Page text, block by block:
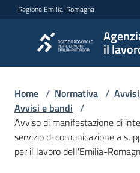
Vai al contenuto
Vai alla navigazione
Vai al footer
Regione Emilia-Romagna
il
Agenzia
regionale
per il
lavoro
L'Agenzia
Home / Normativa /
Avvisi e bandi /
Avviso di manifestazione di
servizio di comunicazione a
per il lavoro dell'Emilia-